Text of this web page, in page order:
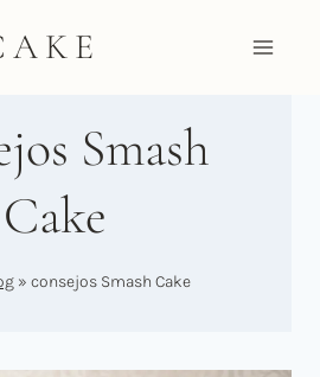
Smash
Cake
» consejos Smash Cake